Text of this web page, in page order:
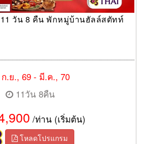
วัน 8 คืน พักหมู่บ้านฮัลล์สตัทท์
ก.ย., 69 - มี.ค., 70
11วัน 8คืน
/ท่าน (เริ่มต้น)
โหลดโปรแกรม